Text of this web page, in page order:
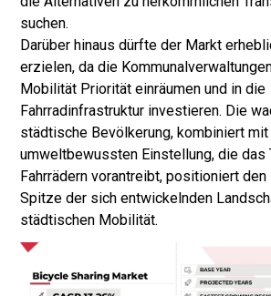
suchen.
Darüber hinaus dürfte der Markt
erzielen, da die
Mobilität Priorität einräumen und in die
Fahrradinfrastruktur investieren. Die
städtische Bevölkerung, kombiniert
umweltbewussten Einstellung, die das
Fahrrädern vorantreibt, positioniert den
Spitze der sich entwickelnden
städtischen Mobilität.